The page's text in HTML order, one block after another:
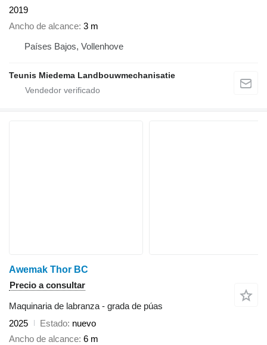
2019
Ancho de alcance 3 m
Países Bajos, Vollenhove
Teunis Miedema Landbouwmechanisatie
Awemak Thor BC
Precio a consultar
Maquinaria de labranza - grada de púas
2025
Estado nuevo
Ancho de alcance 6 m